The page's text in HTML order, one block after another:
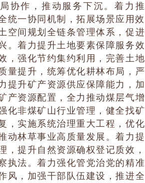
协作，推动服务下沉。着力推
统一协同机制，拓展场景应用效
空间规划全链条管理体系，促进
。着力提升土地要素保障服务效
，强化节约集约利用，完善土地
量提升，统筹优化耕林布局，严
提升矿产资源供应保障能力，加
产资源配置，全力推动煤层气增
化非煤矿山行业管理，健全找矿
，实施系统治理重大工程，优化
动林草事业高质量发展。着力提
，提升自然资源确权登记质效，
执法。着力强化管党治党的精准
风，加强干部队伍建设，推进全